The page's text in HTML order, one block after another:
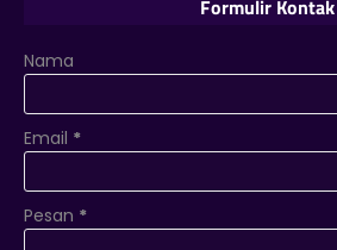
Formulir Kontak
Nama
Email *
Pesan *